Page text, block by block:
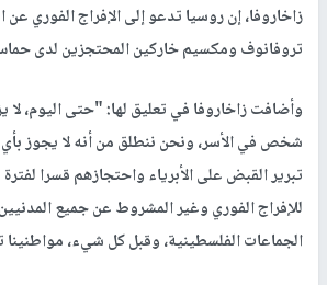
زاخاروفا، إن روسيا تدعو إلى الإفراج الفوري
تروفانوف ومكسيم خاركين المحتجزين لدى
وأضافت زاخاروفا في تعليق لها: "حتى اليوم، لا
شخص في الأسر، ونحن ننطلق من أنه لا يجوز
تبرير القبض على الأبرياء واحتجازهم قسرا
للإفراج الفوري وغير المشروط عن جميع
الجماعات الفلسطينية، وقبل كل شيء،